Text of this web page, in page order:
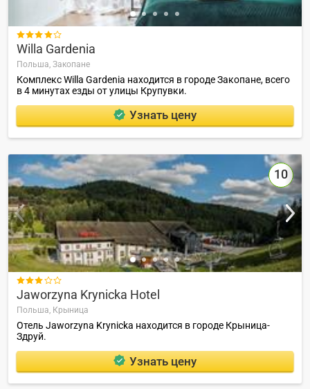

Willa Gardenia
Польша, Закопане
Комплекс Willa Gardenia находится в городе Закопане, всего
в 4 минутах езды от улицы Крупувки.
Узнать цену
10

Jaworzyna Krynicka Hotel
Польша, Крыница
Отель Jaworzyna Krynicka находится в городе Крыница-
Здруй.
Узнать цену